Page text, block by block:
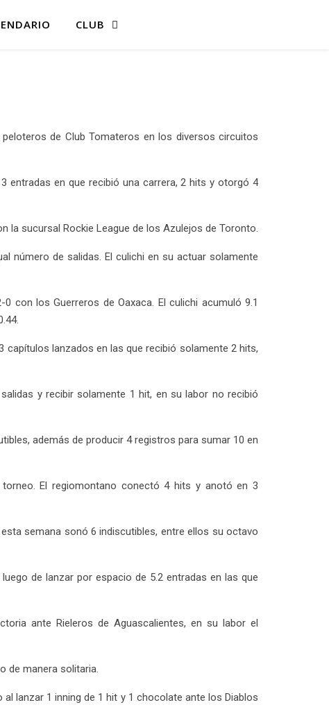
CLUB
de Club Tomateros en los diversos circuitos
entradas en que recibió una carrera, 2 hits y otorgó 4
la sucursal Rockie League de los Azulejos de Toronto.
número de salidas. El culichi en su actuar solamente
con los Guerreros de Oaxaca. El culichi acumuló 9.1
lanzados en las que recibió solamente 2 hits,
y recibir solamente 1 hit, en su labor no recibió
además de producir 4 registros para sumar 10 en
El regiomontano conectó 4 hits y anotó en 3
semana sonó 6 indiscutibles, entre ellos su octavo
de lanzar por espacio de 5.2 entradas en las que
ante Rieleros de Aguascalientes, en su labor el
de manera solitaria.
lanzar 1 inning de 1 hit y 1 chocolate ante los Diablos